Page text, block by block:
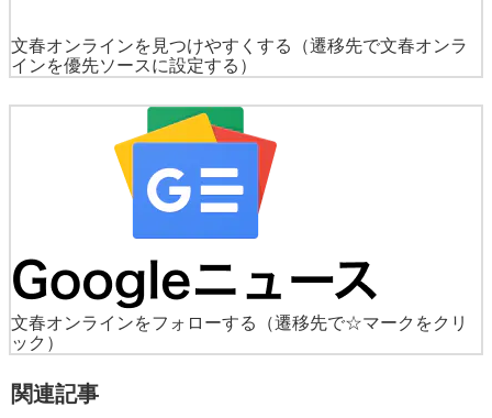
文春オンラインを見つけやすくする
（遷移先で文春オンラ
インを優先ソースに設定する）
文春オンラインをフォローする
（遷移先で☆マークをクリ
ック）
関連記事